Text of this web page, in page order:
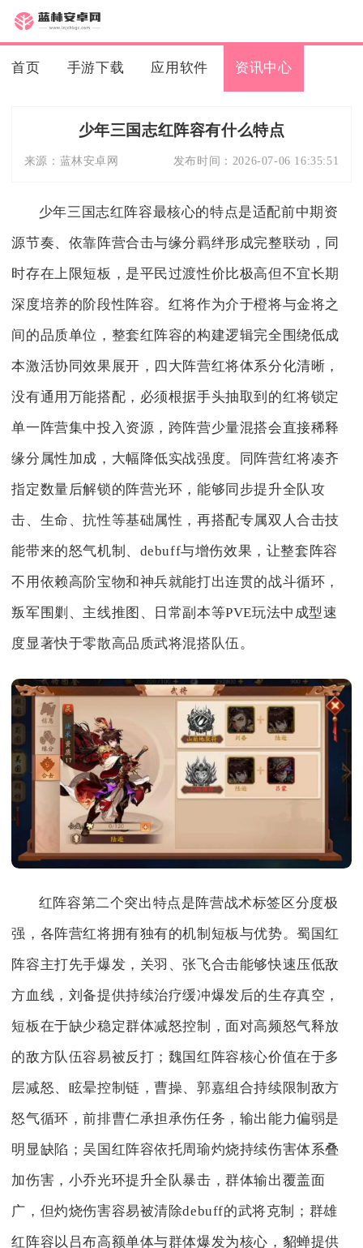
首页 手游下载 应用软件 资讯中心
少年三国志红阵容有什么特点
来源： 蓝林安卓网 发布时间： 2026-07-06 16:35:51
少年三国志红阵容最核心的特点是适配前中期资
源节奏、依靠阵营合击与缘分羁绊形成完整联动，同
时存在上限短板，是平民过渡性价比极高但不宜长期
深度培养的阶段性阵容。红将作为介于橙将与金将之
间的品质单位，整套红阵容的构建逻辑完全围绕低成
本激活协同效果展开，四大阵营红将体系分化清晰，
没有通用万能搭配，必须根据手头抽取到的红将锁定
单一阵营集中投入资源，跨阵营少量混搭会直接稀释
缘分属性加成，大幅降低实战强度。同阵营红将凑齐
指定数量后解锁的阵营光环，能够同步提升全队攻
击、生命、抗性等基础属性，再搭配专属双人合击技
能带来的怒气机制、debuff与增伤效果，让整套阵容
不用依赖高阶宝物和神兵就能打出连贯的战斗循环，
叛军围剿、主线推图、日常副本等PVE玩法中成型速
度显著快于零散高品质武将混搭队伍。
红阵容第二个突出特点是阵营战术标签区分度极
强，各阵营红将拥有独有的机制短板与优势。蜀国红
阵容主打先手爆发，关羽、张飞合击能够快速压低敌
方血线，刘备提供持续治疗缓冲爆发后的生存真空，
短板在于缺少稳定群体减怒控制，面对高频怒气释放
的敌方队伍容易被反打；魏国红阵容核心价值在于多
层减怒、眩晕控制链，曹操、郭嘉组合持续限制敌方
怒气循环，前排曹仁承担承伤任务，输出能力偏弱是
明显缺陷；吴国红阵容依托周瑜灼烧持续伤害体系叠
加伤害，小乔光环提升全队暴击，群体输出覆盖面
广，但灼烧伤害容易被清除debuff的武将克制；群雄
红阵容以吕布高额单体与群体爆发为核心，貂蝉提供